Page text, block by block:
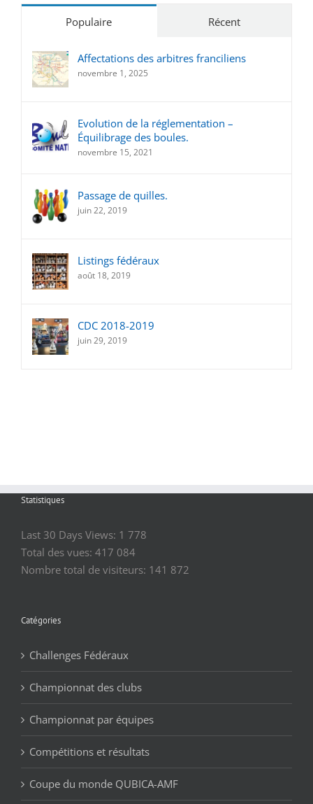
Populaire Récent
Affectations des arbitres franciliens
novembre 1, 2025
Evolution de la réglementation –
Équilibrage des boules.
novembre 15, 2021
Passage de quilles.
juin 22, 2019
Listings fédéraux
août 18, 2019
CDC 2018-2019
juin 29, 2019
Statistiques
Last 30 Days Views: 1 778
Total des vues: 417 084
Nombre total de visiteurs: 141 872
Catégories
Challenges Fédéraux
Championnat des clubs
Championnat par équipes
Compétitions et résultats
Coupe du monde QUBICA-AMF